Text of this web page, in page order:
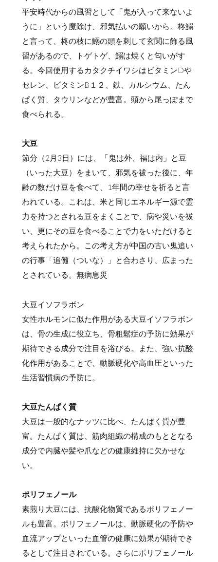
平安時代からの風習として「鬼が入って来ないよ
うに」という魔除け、邪気払いの願いから。柊鰯
と言って、柊の枝に鰯の頭を刺して玄関に飾る風
習があるので、トゲトゲ、鰯は焼くと匂いがす
る。今回使用するカタクチイワシはビタミンDや
セレン、ビタミンB１２、鉄、カルシウム、たん
ぱく質、タウリンなどが豊富。頭から尾っぽまで
食べられる。
大豆
節分（2月3日）には、「鬼は外、福は内」と豆
（いった大豆）をまいて、邪気を祓った後に、年
齢の数だけ豆を食べて、1年間の幸せを祈ると言
われている。これは、米と同じエネルギー源で霊
力を持つとされる豆をまくことで、病や災いを祓
い、更にその豆を食べることで力をいただけると
考えられたから。この考え方が中国の古い鬼追い
の行事「追儺（ついな）」と合わさり、広まった
とされている。無病息災
大豆イソフラボン
女性ホルモンに似た作用がある大豆イソフラボン
は、骨の生成に役立ち、骨粗鬆症の予防に効果が
期待できる成分で注目を浴びる。また、強い抗酸
化作用があることで、動脈硬化や高血圧といった
生活習慣病の予防に。
大豆たんぱく質
大豆は一般的なナッツに比べ、たんぱく質が豊
富。たんぱく質は、筋肉組織の構成のもととなる
成分で内臓や髪や爪などの健康維持に欠かせな
い。
ポリフェノール
素煎り大豆には、抗酸化物質であるポリフェノー
ルも豊富。ポリフェノールは、動脈硬化の予防や
血流アップといった血管の健康に効果が期待でき
るとして注目されている。さらにポリフェノール